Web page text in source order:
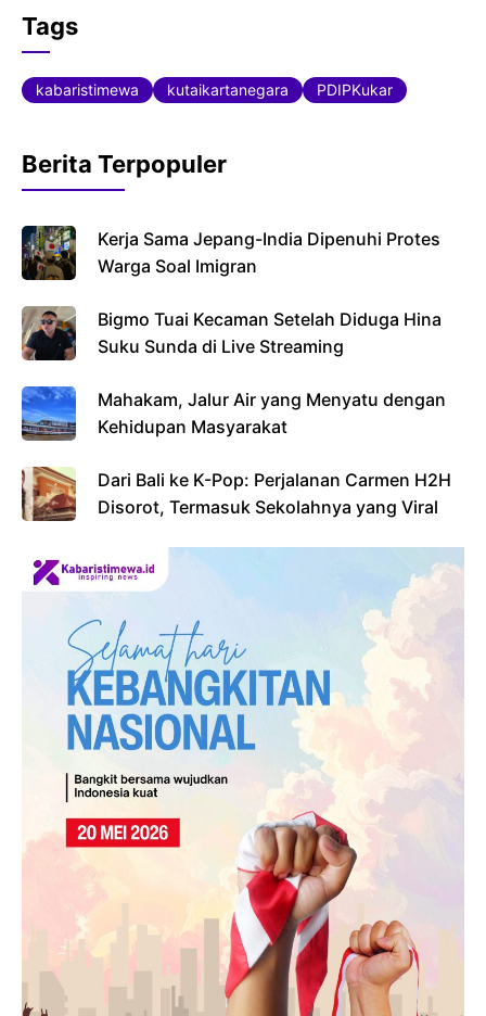
a
c
e
o
o
k
w
t
e
r
t
A
p
p
Tags
kabaristimewa kutaikartanegara PDIPKukar
Berita Terpopuler
Kerja Sama Jepang-India Dipenuhi Protes
Warga Soal Imigran
Bigmo Tuai Kecaman Setelah Diduga Hina
Suku Sunda di Live Streaming
Mahakam, Jalur Air yang Menyatu dengan
Kehidupan Masyarakat
Dari Bali ke K-Pop: Perjalanan Carmen H2H
Disorot, Termasuk Sekolahnya yang Viral